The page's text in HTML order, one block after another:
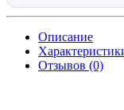
Описание
Отзывов (0)